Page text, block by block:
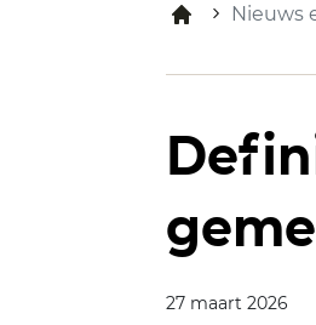
Nieuws
27 maart 2026